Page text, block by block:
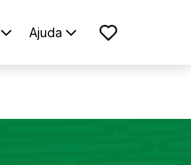
Ajuda